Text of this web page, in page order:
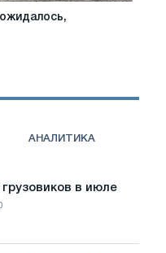
АНАЛИТИКА
в июле